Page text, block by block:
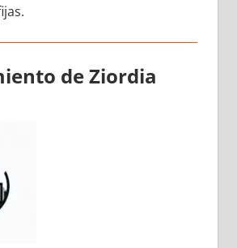
dе Ziordia